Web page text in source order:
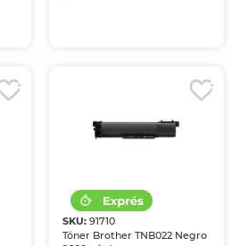
SKU: 91710
Tóner Brother TNB022 Negro